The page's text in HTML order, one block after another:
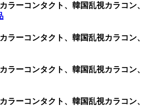
ラーコンタクト、韓国乱視カラコン、
ラーコンタクト、韓国乱視カラコン、
ラーコンタクト、韓国乱視カラコン、
ラーコンタクト、韓国乱視カラコン、